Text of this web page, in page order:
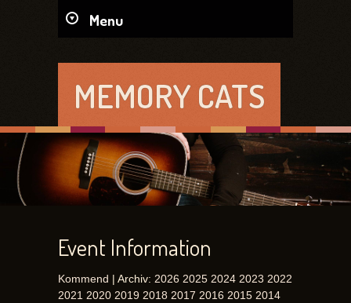
Menu
MEMORY CATS
Event Information
Kommend | Archiv: 2026 2025 2024 2023 2022
2021 2020 2019 2018 2017 2016 2015 2014